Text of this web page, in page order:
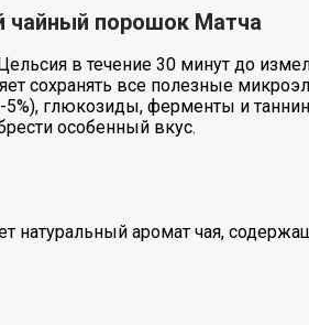
чайный порошок Матча
в течение 30 минут до
сохранять все полезные
глюкозиды, ферменты и
особенный вкус.
натуральный аромат чая,